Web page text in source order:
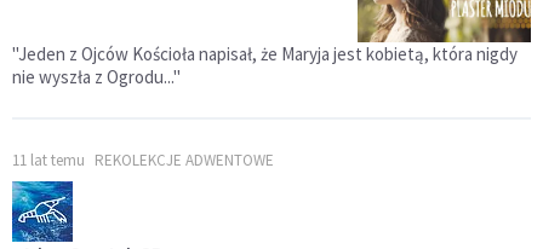
"Jeden z Ojców Kościoła napisał, że Maryja jest kobietą, która nigdy
nie wyszła z Ogrodu..."
11 lat temu REKOLEKCJE ADWENTOWE